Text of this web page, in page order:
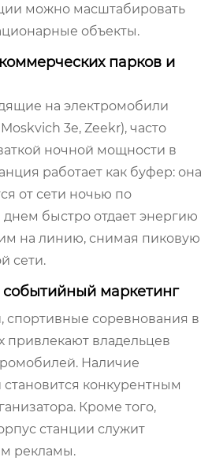
можно масштабировать
объекты.
парков и
на электромобили
3e, Zeekr), часто
ночной мощности в
работает как буфер: она
от сети ночью по
днем быстро отдает энергию
на линию, снимая пиковую
сети.
маркетинг
соревнования в
привлекают владельцев
Наличие
конкурентным
Кроме того,
станции служит
рекламы.